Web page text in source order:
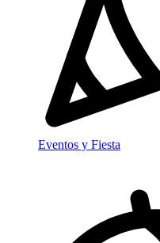
Eventos y Fiesta